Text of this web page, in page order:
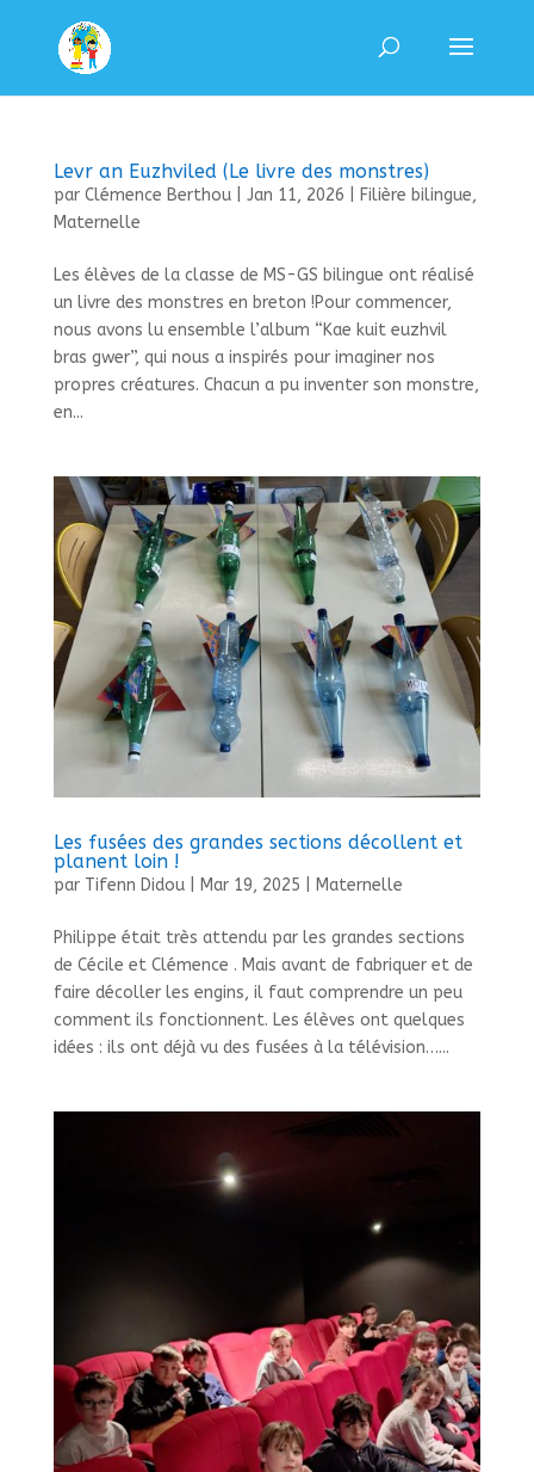
Levr an Euzhviled (Le livre des monstres)
par Clémence Berthou| Jan 11, 2026 Filière bilingue,
Maternelle
Les élèves de la classe de MS-GS bilingue ont réalisé
un livre des monstres en breton !Pour commencer,
nous avons lu ensemble l’album “Kae kuit euzhvil
bras gwer”, qui nous a inspirés pour imaginer nos
propres créatures. Chacun a pu inventer son monstre,
en...
Les fusées des grandes sections décollent et
planent loin !
par Tifenn Didou| Mar 19, 2025 Maternelle
Philippe était très attendu par les grandes sections
de Cécile et Clémence . Mais avant de fabriquer et de
faire décoller les engins, il faut comprendre un peu
comment ils fonctionnent. Les élèves ont quelques
idées : ils ont déjà vu des fusées à la télévision…...